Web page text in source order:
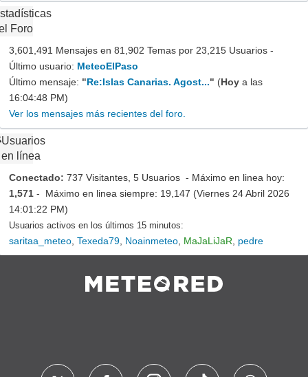
Foro
3,601,491 Mensajes en 81,902 Temas por 23,215 Usuarios -
Último usuario: MeteoElPaso
Último mensaje: "Re:Islas Canarias. Agost..." (Hoy a las
16:04:48 PM)
Ver los mensajes más recientes del foro.
Usuarios
en línea
Conectado: 737 Visitantes, 5 Usuarios - Máximo en linea hoy:
1,571 - Máximo en linea siempre: 19,147 (Viernes 24 Abril 2026
14:01:22 PM)
Usuarios activos en los últimos 15 minutos:
saritaa_meteo Texeda79 Noainmeteo MaJaLiJaR pedre